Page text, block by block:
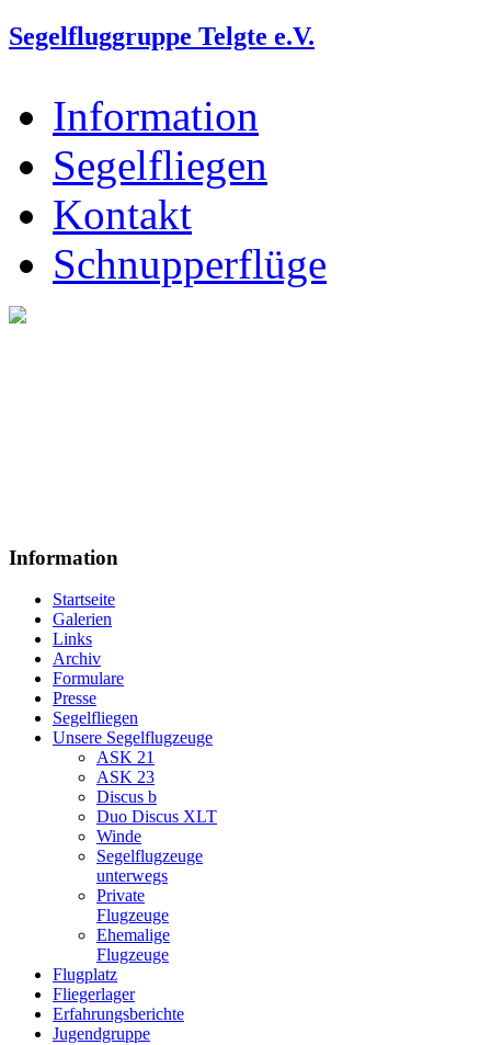
Segelfluggruppe Telgte e.V.
Information
Segelfliegen
Kontakt
Schnupperflüge
Information
Startseite
Galerien
Links
Archiv
Formulare
Presse
Segelfliegen
Unsere Segelflugzeuge
ASK 21
ASK 23
Discus b
Duo Discus XLT
Winde
Segelflugzeuge
unterwegs
Private
Flugzeuge
Ehemalige
Flugzeuge
Flugplatz
Fliegerlager
Erfahrungsberichte
Jugendgruppe